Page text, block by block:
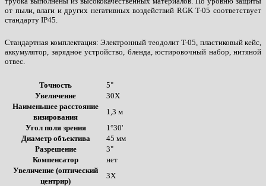
от пыли, влаги и других негативных воздействий RGK T-05 соответствует
стандарту IP45.
Стандартная комплектация: Электронный теодолит T-05, пластиковый кейс,
аккумулятор, зарядное устройство, бленда, юстировочный набор, нитяной
отвес.
Точность
5"
Увеличение
30X
Наименьшее расстояние
визирования
1,3 м
Угол поля зрения
1°30'
Диаметр объектива
45 мм
Разрешение
3"
Компенсатор
нет
Увеличение (оптический
центрир)
3X